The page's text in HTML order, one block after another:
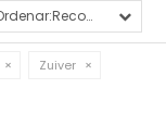
Recomendados
Zuiver